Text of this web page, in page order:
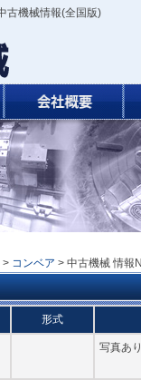
古機械情報(全国版)
> コンベア > 中古機械 情報
形式
写真あ